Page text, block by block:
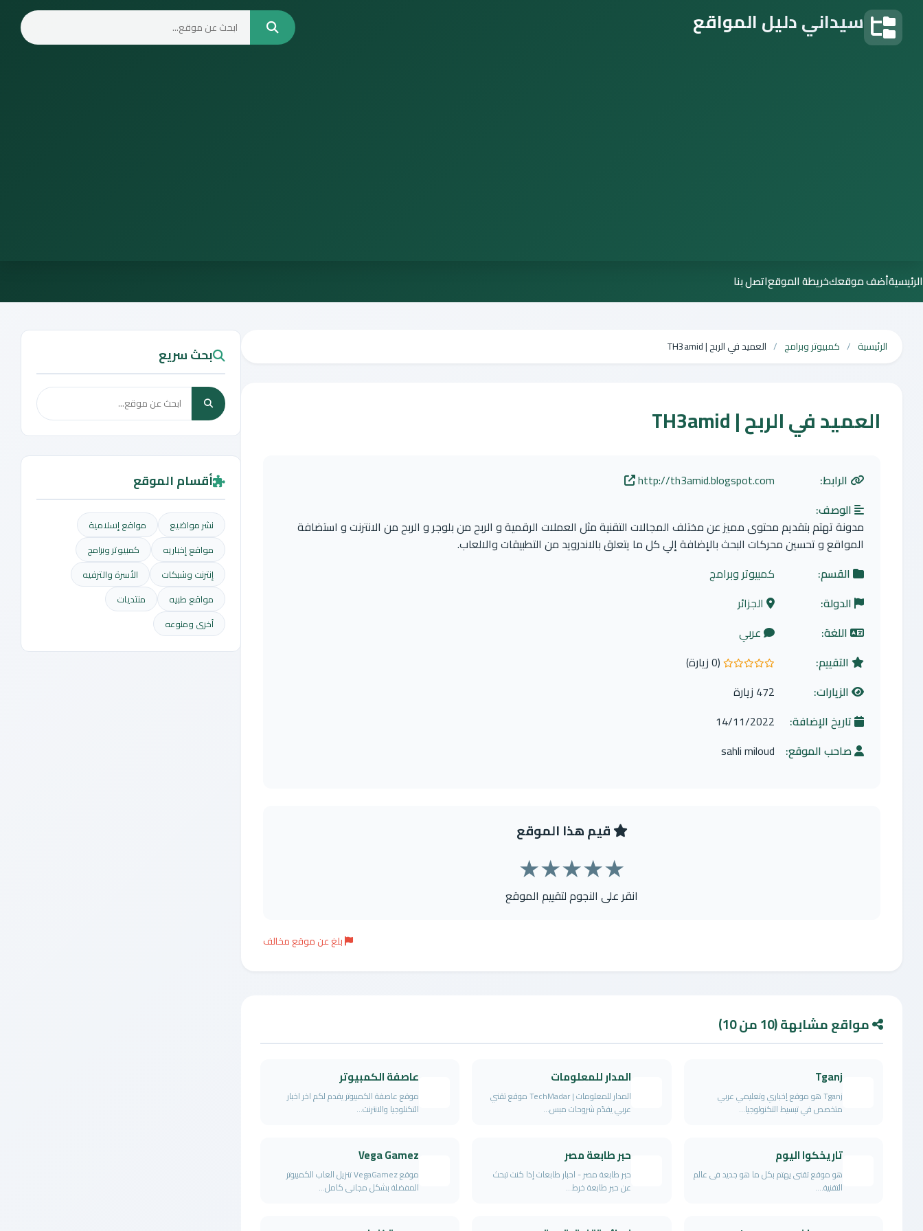
سيداني دليل المواقع
الرئيسيةأضف موقعكخريطة الموقعاتصل بنا
الرئيسية كمبيوتر وبرامج العميد في الربح | TH3amid
العميد في الربح | TH3amid
الرابط:
http://th3amid.blogspot.com
الوصف:
مدونة تهتم بتقديم محتوى مميز عن مختلف المجالات التقنية مثل العملات الرقمية و الربح من بلوجر و الربح من الانترنت و استضافة
المواقع و تحسين محركات البحث بالإضافة إلي كل ما يتعلق بالاندرويد من التطبيقات والالعاب.
القسم:
كمبيوتر وبرامج
الدولة:
الجزائر
اللغة:
عربي
التقييم:
0.0 من 5 نجوم
(0 زيارة)
الزيارات:
472 زيارة
تاريخ الإضافة:
14/11/2022
صاحب الموقع: sahli miloud
قيم هذا الموقع
★
★
★
★
★
انقر على النجوم لتقييم الموقع
بلغ عن موقع مخالف
مواقع مشابهة (10 من 10)
Tganj
Tganj هو موقع إخباري وتعليمي عربي
متخصص في تبسيط التكنولوجيا...
المدار للمعلومات
المدار للمعلومات | TechMadar موقع تقني
عربي يقدّم شروحات مبس...
عاصفة الكمبيوتر
موقع عاصفة الكمبيوتر يقدم لكم اخر اخبار
التكنلوجيا والانترنت...
تاريخكوا اليوم
هو موقع تقنى يهتم بكل ما هو جديد فى عالم
التقنية....
حبر طابعة مصر
حبر طابعة مصر - احبار طابعات إذا كنت تبحث
عن حبر طابعة خرط...
Vega Gamez
موقع VegaGamez تنزيل العاب الكمبيوتر
المفضلة بشكل مجانى كامل...
بحث سريع
أقسام الموقع
نشر مواضيع
مواقع إسلامية
مواقع إخباريه
كمبيوتر وبرامج
إنترنت وشبكات
الأسرة والترفيه
مواقع طبيه
منتديات
أخرى ومنوعه